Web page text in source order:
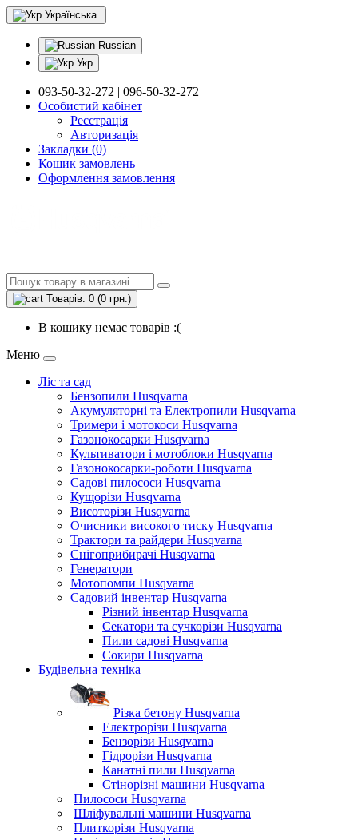
Українська
Russian
Укр
093-50-32-272 | 096-50-32-272
Особистий кабінет
Реєстрація
Авторизація
Закладки (0)
Кошик замовлень
Оформлення замовлення
Товарів: 0 (0 грн.)
В кошику немає товарів :(
Меню
Ліс та сад
Бензопили Husqvarna
Акумуляторні та Електропили Husqvarna
Тримери і мотокоси Husqvarna
Газонокосарки Husqvarna
Культиватори і мотоблоки Husqvarna
Газонокосарки-роботи Husqvarna
Садові пилососи Husqvarna
Кущорізи Husqvarna
Висоторізи Husqvarna
Очисники високого тиску Husqvarna
Трактори та райдери Husqvarna
Снігоприбирачі Husqvarna
Генератори
Мотопомпи Husqvarna
Садовий інвентар Husqvarna
Різний інвентар Husqvarna
Секатори та сучкорізи Husqvarna
Пили садові Husqvarna
Сокири Husqvarna
Будівельна техніка
Різка бетону Husqvarna
Електрорізи Husqvarna
Бензорізи Husqvarna
Гідрорізи Husqvarna
Канатні пили Husqvarna
Стінорізні машини Husqvarna
Пилососи Husqvarna
Шліфувальні машини Husqvarna
Плиткорізи Husqvarna